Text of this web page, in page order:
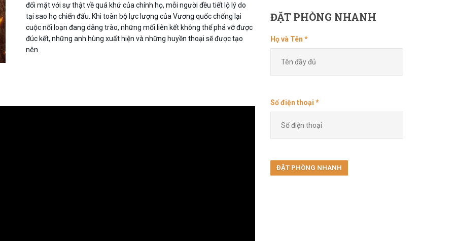
đối mặt với sự thật về quá khứ của chính họ, mỗi người đều tiết lộ lý do
tại sao họ chiến đấu. Khi toàn bộ lực lượng của Vương quốc chống lại
cuộc nổi loạn đang dâng trào, những mối liên kết không thể phá vỡ được
đúc kết, những anh hùng xuất hiện và những huyền thoại sẽ được tạo
nên.
ĐẶTPHÒNG NHANH
Họ và Tên *
Số điện thoại *